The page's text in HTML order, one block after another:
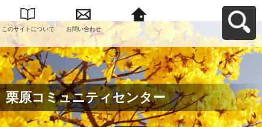
このサイトについて お問い合わせ
座間市民活動サポー
トセンター ざまっ
とへ戻る
栗原コミュニティセンター